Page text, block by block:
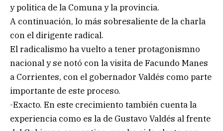
y politica de la Comuna y la provincia.
A continuación, lo más sobresaliente de la charla
con el dirigente radical.
El radicalismo ha vuelto a tener protagonismno
nacional y se notó con la visita de Facundo Manes
a Corrientes, con el gobernador Valdés como parte
importante de este proceso.
-Exacto. En este crecimiento también cuenta la
experiencia como es la de Gustavo Valdés al frente